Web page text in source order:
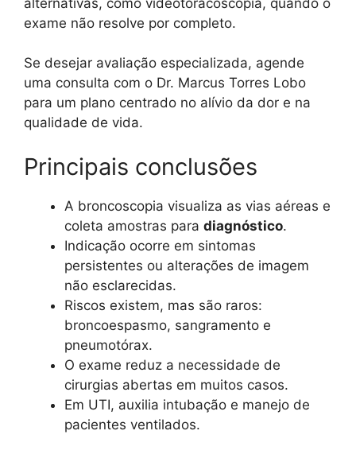
exame não resolve por completo.
Se desejar avaliação especializada, agende
uma consulta com o Dr. Marcus Torres Lobo
para um plano centrado no alívio da dor e na
qualidade de vida.
Principais conclusões
A broncoscopia visualiza as vias aéreas e
coleta amostras para diagnóstico.
Indicação ocorre em sintomas
persistentes ou alterações de imagem
não esclarecidas.
Riscos existem, mas são raros:
broncoespasmo, sangramento e
pneumotórax.
O exame reduz a necessidade de
cirurgias abertas em muitos casos.
Em UTI, auxilia intubação e manejo de
pacientes ventilados.